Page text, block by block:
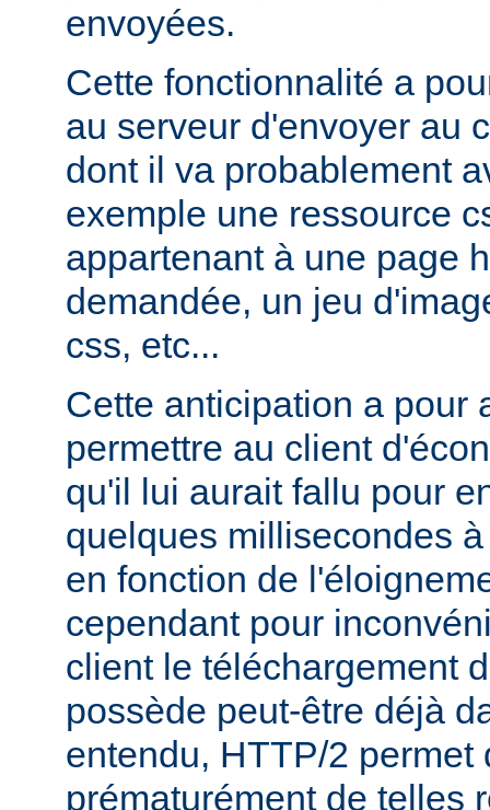
envoyées.
Cette fonctionnalité a
au serveur d'envoyer au
dont il va probablement
exemple une ressource
appartenant à une page
demandée, un jeu
css, etc...
Cette anticipation a pour
permettre au client
qu'il lui aurait fallu pour
quelques millisecondes
en fonction de
cependant pour
client le téléchargement
possède peut-être déjà
entendu, HTTP/2 permet
prématurément de telles